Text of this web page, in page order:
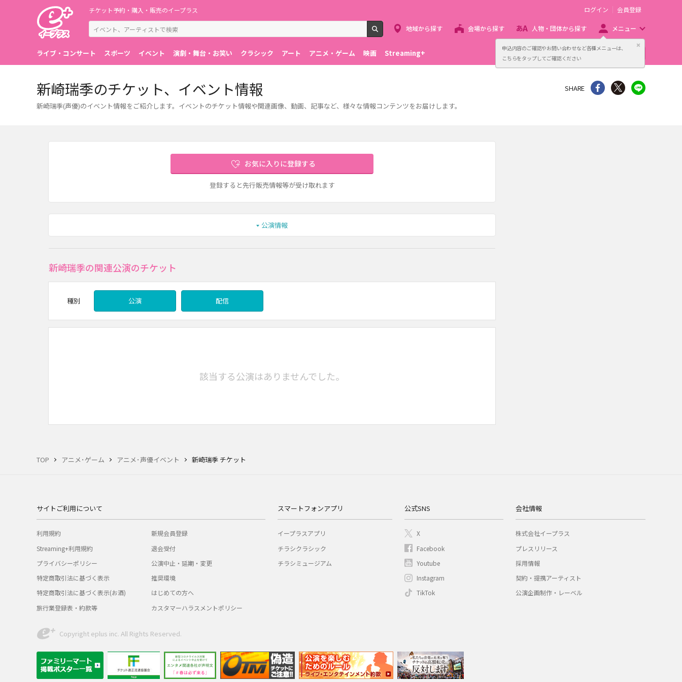
申込内容のご確認やお問い合わせなど各種メニューは、
こちらをタップしてご確認ください
閉じる
チケット予約・購入・販売のイープラス
検索
ログイン 会員登録
地域から探す 会場から探す 人物・団体から探す メニュー
ライブ・コンサート スポーツ イベント 演劇・舞台・お笑い クラシック アート アニメ・ゲーム 映画 Streaming+ 主催者向け販売サービス
TOP アニメ･ゲーム アニメ･声優イベント 新崎瑞季 チケット
新崎瑞季のチケット、イベント情報
新崎瑞季(声優)のイベント情報をご紹介します。イベントのチケット情報や関連画像、動画、記事など、様々な情報コンテンツをお届けします。
SHARE シェア Twitter
お気に入りに登録する
登録すると先行販売情報等が受け取れます
公演情報
新崎瑞季の関連公演のチケット
種別 公演 配信
該当する公演はありませんでした。
サイトご利用について
利用規約
Streaming+利用規約
プライバシーポリシー
特定商取引法に基づく表示
特定商取引法に基づく表示(お酒)
旅行業登録表・約款等
新規会員登録
退会受付
公演中止・延期・変更
推奨環境
はじめての方へ
カスタマーハラスメントポリシー
スマートフォンアプリ
イープラスアプリ
チラシクラシック
チラシミュージアム
公式SNS
X
Facebook
Youtube
Instagram
TikTok
会社情報
株式会社イープラス
プレスリリース
採用情報
契約・提携アーティスト
公演企画制作・レーベル
Copyright eplus inc. All Rights Reserved.